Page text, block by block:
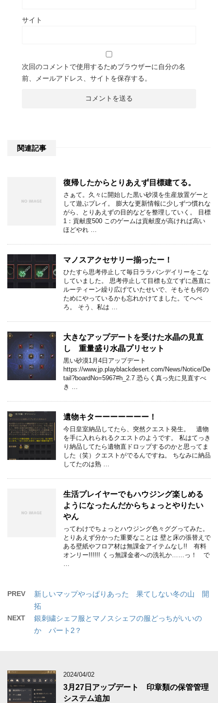
サイト
次回のコメントで使用するためブラウザーに自分の名
前、メールアドレス、サイトを保存する。
関連記事
復帰したからとりあえず目標建てる。
さぁて。久々に開始した黒い砂漠を生産放置ゲーと
して遊ぶプレイ。 膨大な更新情報に少しずつ慣れな
がら、とりあえずの目的などを整理していく。 目標
1：貢献度500 このゲームは貢献度が高ければ高い
ほどやれ …
マノスアクセサリー揃ったー！
ひたすら思考停止して毎日ララパンデイリーをこな
していました。 思考停止して目標も立てずに愚直に
ルーティーン繰り広げていたせいで、そもそも何の
ためにやっているかも忘れかけてました。てへぺ
ろ。 そう、私は …
大きなアップデートを受けた水晶の見直
し 重量盛り水晶プリセット
黒い砂漠1月4日アップデート
https://www.jp.playblackdesert.com/News/Notice/De
tail?boardNo=5967#h_2.7 恐らく真っ先に見直すべ
き …
遺物キターーーーーーー！
今日皇室納品してたら、突然クエスト発生。 遺物
を手に入れられるクエストのようです。 私はてっき
り納品してたら遺物直ドロップするのかと思ってま
した（笑）クエストがでるんですね。 ちなみに納品
してたのは熟 …
生活プレイヤーでもハウジング楽しめる
ようになったんだからちょっとやりたい
やん
ってわけでちょっとハウジング色々ググってみた。
とりあえず分かった重要なことは 壁と床の張替えで
ある壁紙やフロア材は無課金アイテムなし!! 有料
オンリー!!!!!! くっ無課金者への洗礼か……っ！ で
PREV
新しいマップやっぱりあった 果てしない冬の山 開
拓
NEXT
銀刺繍シェフ服とマノスシェフの服どっちがいいの
か パート2？
2024/04/02
3月27日アップデート 印章類の保管管理
システム追加